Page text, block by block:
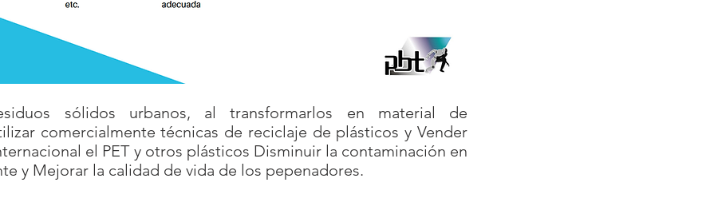
sólidos urbanos, al transformarlos en material de
comercialmente técnicas de reciclaje de plásticos y Vender
el PET y otros plásticos Disminuir la contaminación en
y Mejorar la calidad de vida de los pepenadores.